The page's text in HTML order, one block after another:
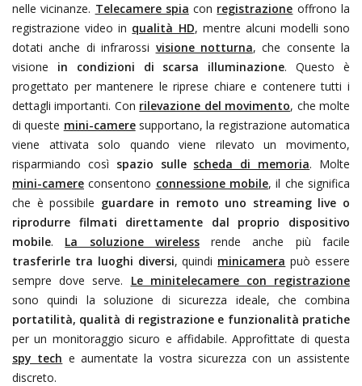
nelle vicinanze. Telecamere spia con registrazione offrono la
registrazione video in qualità HD, mentre alcuni modelli sono
dotati anche di infrarossi visione notturna, che consente la
visione in condizioni di scarsa illuminazione. Questoè
progettato per mantenere le riprese chiare e contenere tutti i
dettagli importanti. Con rilevazione del movimento, che molte
di queste mini-cameresupportano, la registrazione automatica
viene attivata solo quando viene rilevato un movimento,
risparmiando così spazio sulle scheda di memoria. Molte
mini-camere consentono connessione mobile, il che significa
che è possibile guardare in remoto uno streaming live o
riprodurre filmati direttamente dal proprio dispositivo
mobile. La soluzione wirelessrende anche più facile
trasferirle tra luoghi diversi, quindi minicamera può essere
sempre dove serve. Le minitelecamere con registrazione
sono quindi la soluzione di sicurezza ideale, che combina
portatilità, qualità di registrazione e funzionalità pratiche
per un monitoraggio sicuro e affidabile. Approfittate di questa
spy tech e aumentate la vostra sicurezza con un assistente
discreto.